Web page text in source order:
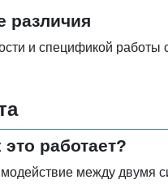
различия
и спецификой работы
работает?
между двумя